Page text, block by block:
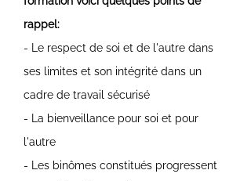
rappel:
- Le respect de soi et de l'autre dans
ses limites et son intégrité dans un
cadre de travail sécurisé
- La bienveillance pour soi et pour
l'autre
- Les binômes constitués progressent